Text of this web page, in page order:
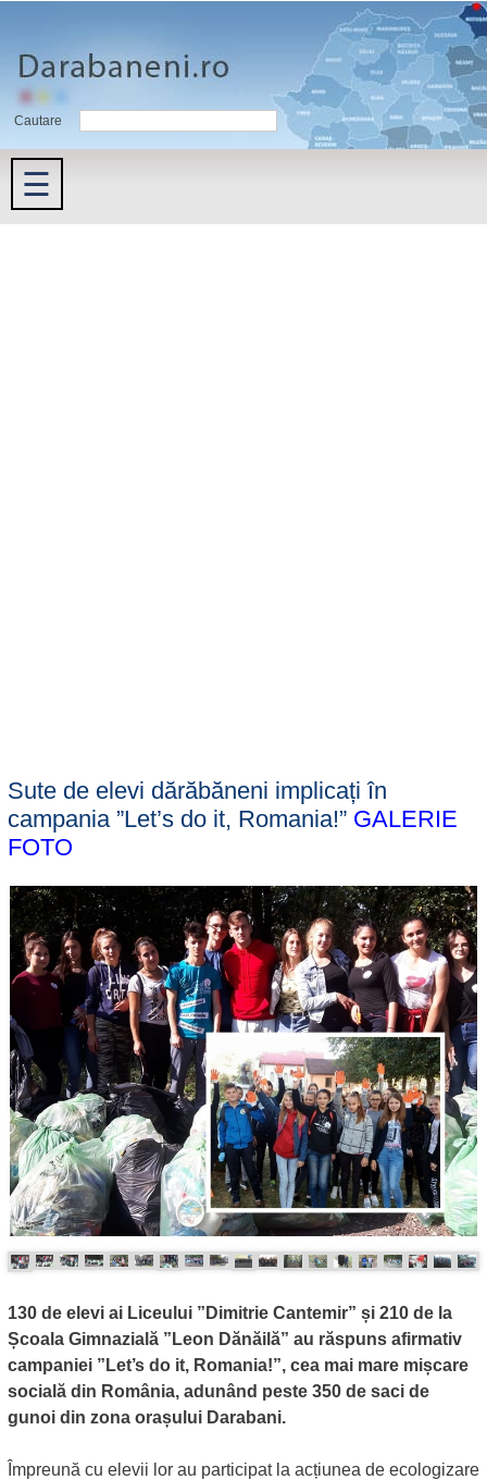
Cautare
☰
Sute de elevi dărăbăneni implicați în
campania ”Let’s do it, Romania!” GALERIE
FOTO
130 de elevi ai Liceului ”Dimitrie Cantemir” și 210 de la
Școala Gimnazială ”Leon Dănăilă” au răspuns afirmativ
campaniei ”Let’s do it, Romania!”, cea mai mare mișcare
socială din România, adunând peste 350 de saci de
gunoi din zona orașului Darabani.
Împreună cu elevii lor au participat la acțiunea de ecologizare